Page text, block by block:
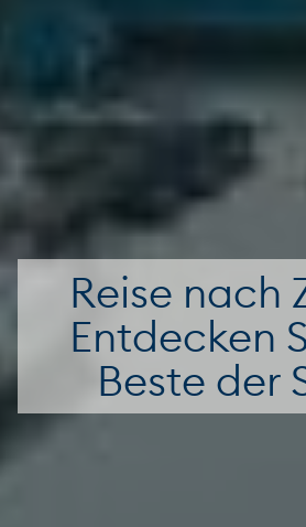
Reise nach
Entdecken
Beste der